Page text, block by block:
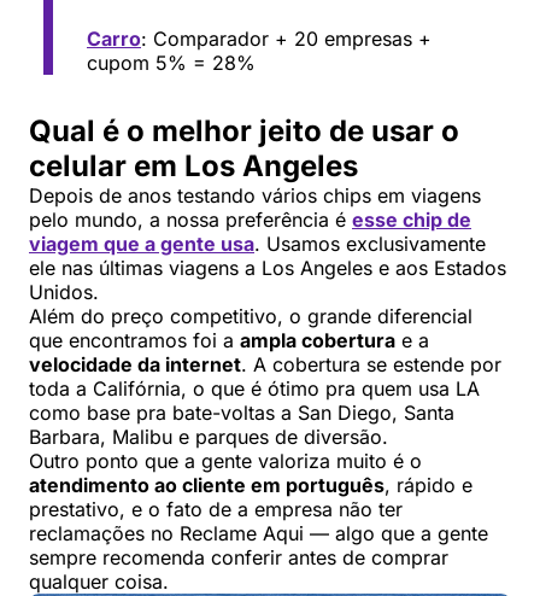
Carro: Comparador + 20 empresas +
cupom 5% = 28%
Qual é o melhor jeito de usar o
celular em Los Angeles
Depois de anos testando vários chips em viagens
pelo mundo, a nossa preferência é esse chip de
viagem que a gente usa. Usamos exclusivamente
ele nas últimas viagens a Los Angeles e aos Estados
Unidos.
Além do preço competitivo, o grande diferencial
que encontramos foi a ampla cobertura e a
velocidade da internet. A cobertura se estende por
toda a Califórnia, o que é ótimo pra quem usa LA
como base pra bate-voltas a San Diego, Santa
Barbara, Malibu e parques de diversão.
Outro ponto que a gente valoriza muito é o
atendimento ao cliente em português, rápido e
prestativo, e o fato de a empresa não ter
reclamações no Reclame Aqui — algo que a gente
sempre recomenda conferir antes de comprar
qualquer coisa.